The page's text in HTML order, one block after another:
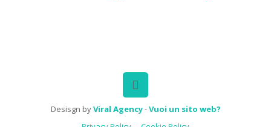
Desisgn byViral Agency-Vuoi un sito web?